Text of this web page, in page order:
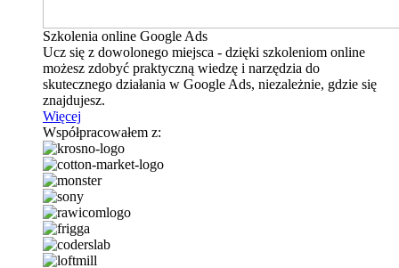
Szkolenia online Google Ads
Ucz się z dowolonego miejsca - dzięki szkoleniom online
możesz zdobyć praktyczną wiedzę i narzędzia do
skutecznego działania w Google Ads, niezależnie, gdzie się
znajdujesz.
Więcej
Współpracowałem z: